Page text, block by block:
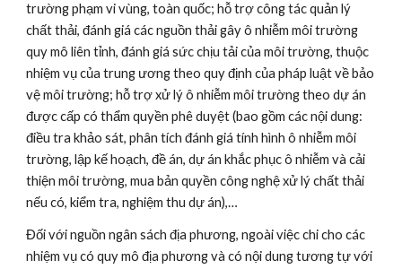
trường phạm vi vùng, toàn quốc; hỗ trợ công tác quản lý
chất thải, đánh giá các nguồn thải gây ô nhiễm môi trường
quy mô liên tỉnh, đánh giá sức chịu tải của môi trường, thuộc
nhiệm vụ của trung ương theo quy định của pháp luật về bảo
vệ môi trường; hỗ trợ xử lý ô nhiễm môi trường theo dự án
được cấp có thẩm quyền phê duyệt (bao gồm các nội dung:
điều tra khảo sát, phân tích đánh giá tính hình ô nhiễm môi
trường, lập kế hoạch, đề án, dự án khắc phục ô nhiễm và cải
thiện môi trường, mua bản quyền công nghệ xử lý chất thải
nếu có, kiểm tra, nghiệm thu dự án),…
Đối với nguồn ngân sách địa phương, ngoài việc chi cho các
nhiệm vụ có quy mô địa phương và có nội dung tương tự với